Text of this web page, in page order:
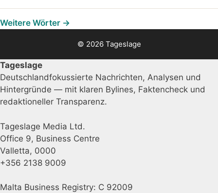
Weitere Wörter →
© 2026 Tageslage
Tageslage
Deutschlandfokussierte Nachrichten, Analysen und
Hintergründe — mit klaren Bylines, Faktencheck und
redaktioneller Transparenz.
Tageslage Media Ltd.
Office 9, Business Centre
Valletta, 0000
+356 2138 9009
Malta Business Registry: C 92009